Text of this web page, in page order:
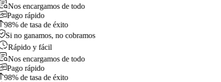
Nos encargamos de todo
Pago rápido
98% de tasa de éxito
Si no ganamos, no cobramos
Rápido y fácil
Nos encargamos de todo
Pago rápido
98% de tasa de éxito